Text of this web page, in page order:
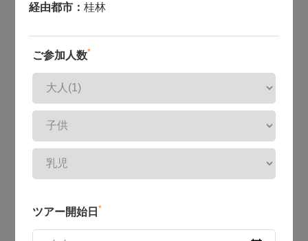
経由都市：桂林
ご参加人数*
ツアー開始日 *